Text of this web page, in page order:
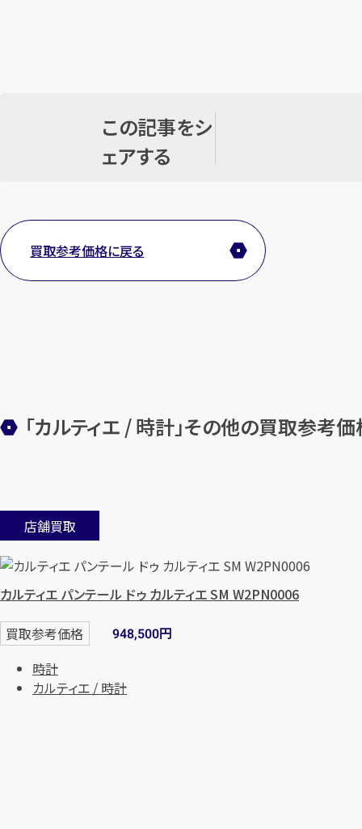
この記事をシ
ェアする
買取参考価格に戻る
「カルティエ / 時計」その他の買取参考
店舗買取
カルティエ パンテール ドゥ カルティエ SM W2PN0006
買取参考価格 948,500円
時計
カルティエ / 時計